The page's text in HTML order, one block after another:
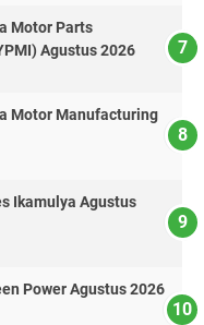
Motor Parts
Agustus 2026
Motor Manufacturing
Ikamulya Agustus
Power Agustus 2026